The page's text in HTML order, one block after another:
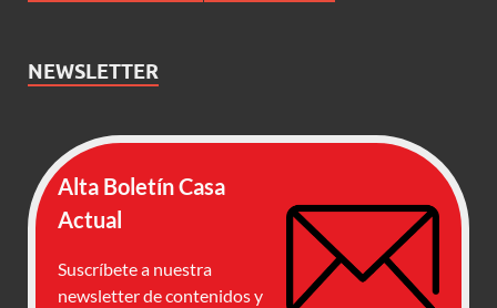
NEWSLETTER
Alta Boletín Casa
Actual
Suscríbete a nuestra
newsletter de contenidos y